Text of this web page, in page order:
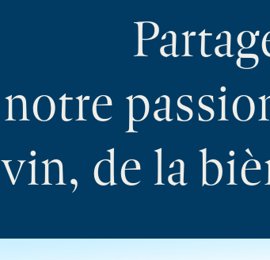
notre
vin, de la